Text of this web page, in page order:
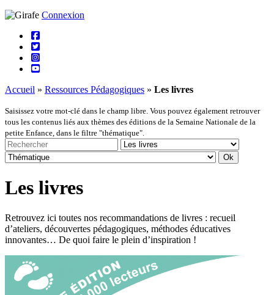
Connexion
Accueil » Ressources Pédagogiques » Les livres
Saisissez votre mot-clé dans le champ libre. Vous pouvez également retrouver
tous les contenus liés aux thèmes des éditions de la Semaine Nationale de la
petite Enfance, dans le filtre "thématique".
Rechercher Type
Ok
Les livres
Retrouvez ici toutes nos recommandations de livres : recueil
d’ateliers, découvertes pédagogiques, méthodes éducatives
innovantes… De quoi faire le plein d’inspiration !